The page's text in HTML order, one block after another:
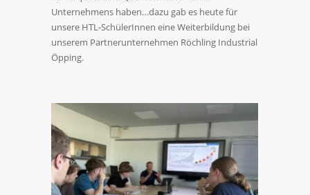
Unternehmens haben…dazu gab es heute für
unsere HTL-SchülerInnen eine Weiterbildung bei
unserem Partnerunternehmen Röchling Industrial
Öpping.